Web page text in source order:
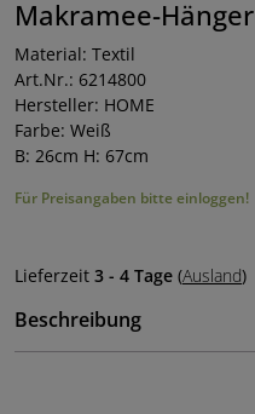
Makramee-Hänger
Material: Textil
Art.Nr.: 6214800
Hersteller: HOME
Farbe: Weiß
B: 26cm H: 67cm
Für Preisangaben bitte einloggen!
Lieferzeit 3 - 4 Tage (Ausland)
Beschreibung